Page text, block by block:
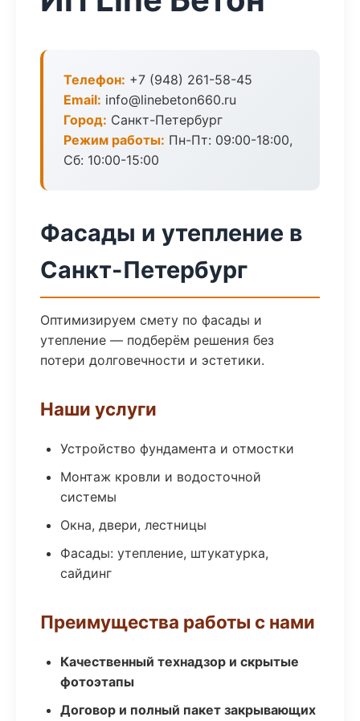
Телефон: +7 (948) 261-58-45
Email: info@linebeton660.ru
Город: Санкт-Петербург
Режим работы: Пн-Пт: 09:00-18:00,
Сб: 10:00-15:00
Фасады и утепление в
Санкт-Петербург
Оптимизируем смету по фасады и
утепление — подберём решения без
потери долговечности и эстетики.
Наши услуги
Устройство фундамента и отмостки
Монтаж кровли и водосточной
системы
Окна, двери, лестницы
Фасады: утепление, штукатурка,
сайдинг
Преимущества работы с нами
Качественный технадзор и скрытые
фотоэтапы
Договор и полный пакет закрывающих